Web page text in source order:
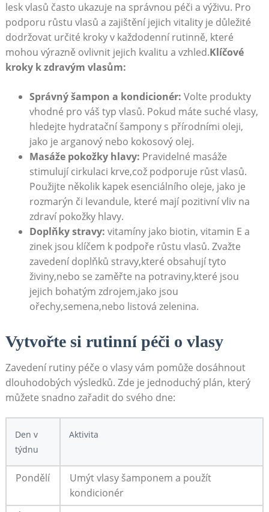
lesk vlasů často ukazuje na správnou péči a výživu. Pro
podporu růstu vlasů a zajištění jejich vitality je důležité
dodržovat určité kroky v každodenní rutinně, které
mohou výrazně ovlivnit jejich kvalitu a vzhled.Klíčové
kroky k zdravým vlasům:
Správný šampon a kondicionér: Volte produkty
vhodné pro váš typ vlasů. Pokud máte suché vlasy,
hledejte hydratační šampony s přírodními oleji,
jako je arganový nebo kokosový olej.
Masáže pokožky hlavy: Pravidelné masáže
stimulují cirkulaci krve,což podporuje růst vlasů.
Použijte několik kapek esenciálního oleje, jako je
rozmarýn či levandule, které mají pozitivní vliv na
zdraví pokožky hlavy.
Doplňky stravy: vitamíny jako biotin, vitamin E a
zinek jsou klíčem k podpoře růstu vlasů. Zvažte
zavedení doplňků stravy,které obsahují tyto
živiny,nebo se zaměřte na potraviny,které jsou
jejich bohatým zdrojem,jako jsou
ořechy,semena,nebo listová zelenina.
Vytvořte si rutinní péči o vlasy
Zavedení rutiny péče o vlasy vám pomůže dosáhnout
dlouhodobých výsledků. Zde je jednoduchý plán, který
můžete snadno zařadit do svého dne:
Den v
týdnu
Aktivita
Pondělí
Umýt vlasy šamponem a použít
kondicionér